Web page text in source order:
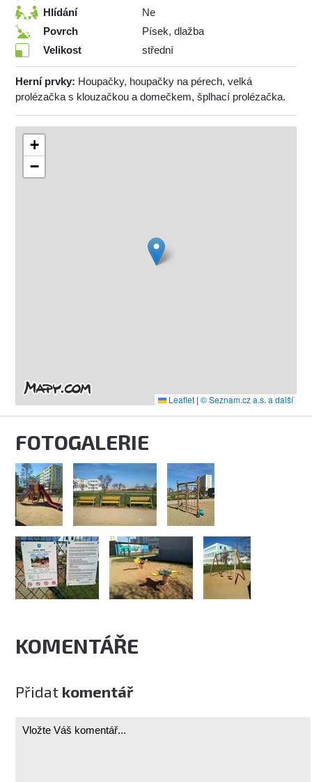
Hlídání
Ne
Povrch
Písek, dlažba
Velikost
střední
Herní prvky: Houpačky, houpačky na pérech, velká
prolézačka s klouzačkou a domečkem, šplhací prolézačka.
+
−
Leaflet | © Seznam.cz a.s. a další
FOTOGALERIE
KOMENTÁŘE
Přidat komentář